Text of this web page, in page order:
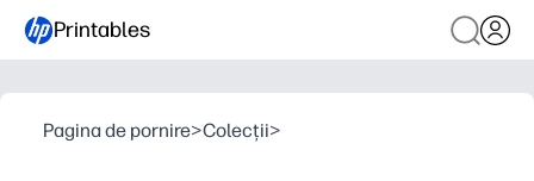
Printables
Pagina de pornire>Colecții>